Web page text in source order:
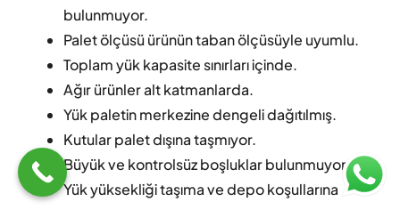
bulunmuyor.
Palet ölçüsü ürünün taban ölçüsüyle uyumlu.
Toplam yük kapasite sınırları içinde.
Ağır ürünler alt katmanlarda.
Yük paletin merkezine dengeli dağıtılmış.
Kutular palet dışına taşmıyor.
Büyük ve kontrolsüz boşluklar bulunmuyor.
Yük yüksekliği taşıma ve depo koşullarına
Teklif Al